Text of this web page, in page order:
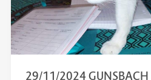
29/11/2024